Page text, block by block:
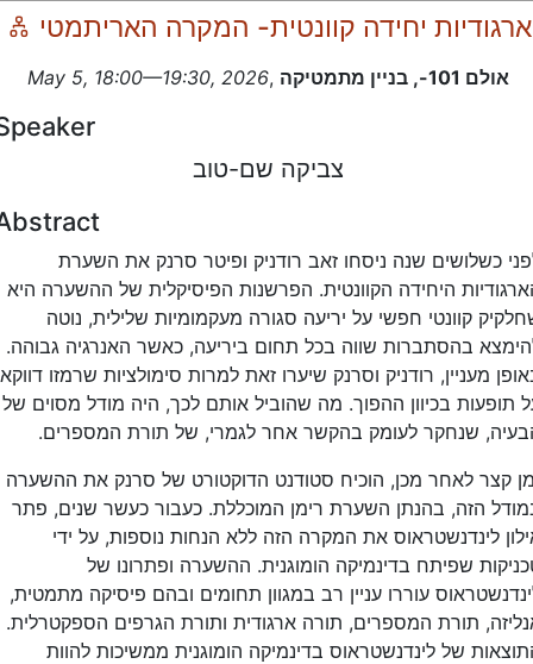
ארגודיות יחידה קוונטית- המקרה האריתמטי
May 5, 18:00—19:30, 2026, אולם 101-, בניין מתמטיקה
צביקה שם-טוב
כשלושים שנה ניסחו זאב רודניק ופיטר סרנק את השערת
היחידה הקוונטית. הפרשנות הפיסיקלית של ההשערה היא
קוונטי חפשי על יריעה סגורה מעקמומיות שלילית, נוטה
בהסתברות שווה בכל תחום ביריעה, כאשר האנרגיה גבוהה.
מעניין, רודניק וסרנק שיערו זאת למרות סימולציות שרמזו דווקא
תופעות בכיוון ההפוך. מה שהוביל אותם לכך, היה מודל מסוים של
שנחקר לעומק בהקשר אחר לגמרי, של תורת המספרים.
קצר לאחר מכן, הוכיח סטודנט הדוקטורט של סרנק את ההשערה
הזה, בהנתן השערת רימן המוכללת. כעבור כעשר שנים, פתר
לינדנשטראוס את המקרה הזה ללא הנחות נוספות, על ידי
שפיתח בדינמיקה הומוגנית. ההשערה ופתרונו של
עוררו עניין רב במגוון תחומים ובהם פיסיקה מתמטית,
תורת המספרים, תורה ארגודית ותורת הגרפים הספקטרלית.
של לינדנשטראוס בדינמיקה הומוגנית ממשיכות להוות